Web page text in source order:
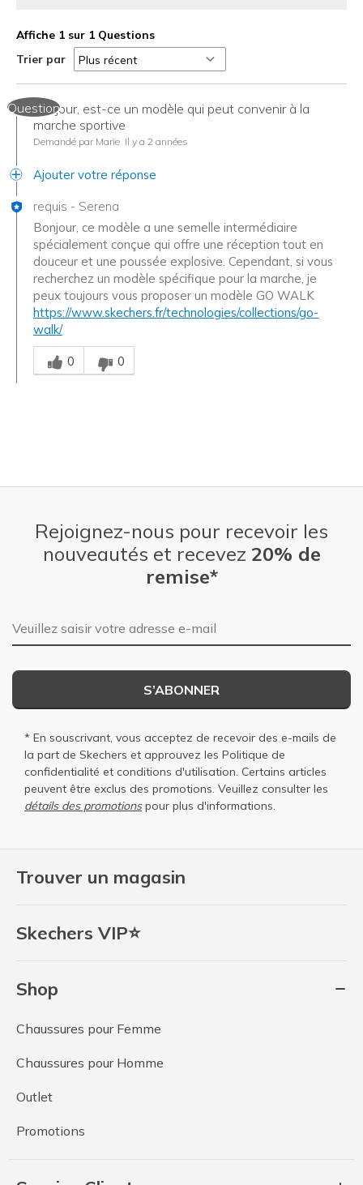
Affiche 1 sur 1 Questions
Trier par
QuestionBonjour, est-ce un modèle qui peut convenir à la
marche sportive
Demandé par Marie Il y a 2 années
Ajouter votre réponse
requis - Serena
Bonjour, ce modèle a une semelle intermédiaire
spécialement conçue qui offre une réception tout en
douceur et une poussée explosive. Cependant, si vous
recherchez un modèle spécifique pour la marche, je
peux toujours vous proposer un modèle GO WALK
https://www.skechers.fr/technologies/collections/go-
walk/
Chinois
0
0
Trouver un magasin
Skechers VIP⭐
Shop
Chaussures pour Femme
Chaussures pour Homme
Outlet
Promotions
Rejoignez-nous pour recevoir les
nouveautés et recevez 20% de
remise*
Adresse e-mail
S’ABONNER
* En souscrivant, vous acceptez de recevoir des e-mails de
la part de Skechers et approuvez les Politique de
confidentialité et conditions d'utilisation. Certains articles
peuvent être exclus des promotions. Veuillez consulter les
détails des promotionspour plus d'informations.